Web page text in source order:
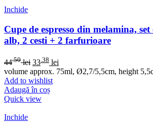
Inchide
Cupe de espresso din melamina,
alb, 2 cesti + 2 farfurioare
44.50 lei 33 .38 lei
volume approx. 75ml, Ø2,7/5,5cm, height
Add to wishlist
Adaugă în coș
Quick view
Inchide